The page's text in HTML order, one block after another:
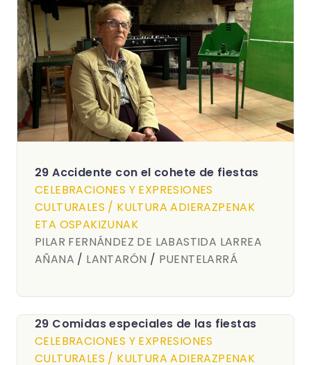
29 Accidente con el cohete de fiestas
CELEBRACIONES Y EXPRESIONES
CULTURALES / KULTURA ADIERAZPENAK
ETA OSPAKIZUNAK
PILAR FERNÁNDEZ DE LABASTIDA LARREA
AÑANA / LANTARÓN / PUENTELARRÁ
29 Comidas especiales de las fiestas
CELEBRACIONES Y EXPRESIONES
CULTURALES / KULTURA ADIERAZPENAK